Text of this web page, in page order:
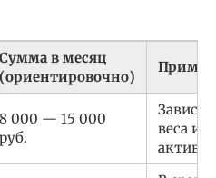
Сумма в месяц
(ориентировочно)
8 000 — 15 000
руб.
веса и